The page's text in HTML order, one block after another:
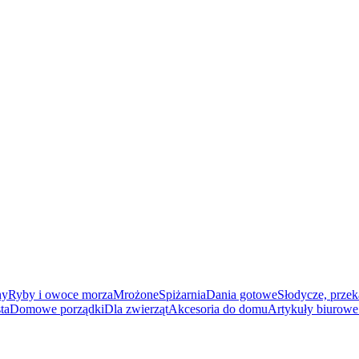
Ryby i owoce morzaMrożoneSpiżarniaDania gotoweSłodycze,
Domowe porządkiDla zwierzątAkcesoria do domuArtykuły